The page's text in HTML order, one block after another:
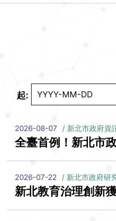
起
2026-08-07 新北市政府資
全臺首例！新北市
2026-07-22 新北市政府研
新北教育治理創新